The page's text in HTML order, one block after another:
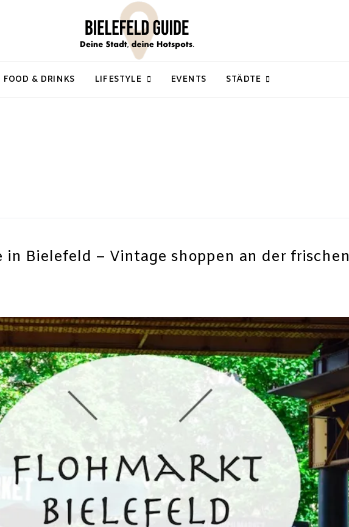
FOOD & DRINKS LIFESTYLE EVENTS STÄDTE
in Bielefeld – Vintage shoppen an der frischen